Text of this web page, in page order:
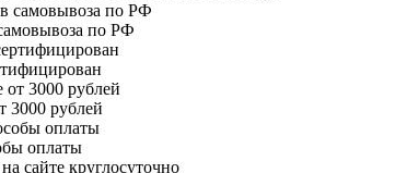
по РФ
3000 рублей
оплаты